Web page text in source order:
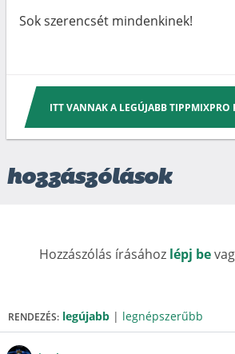
Sok szerencsét mindenkinek!
ITT VANNAK A LEGÚJABB TIPPMIXPRO
hozzászólások
Hozzászólás írásához lépj be
RENDEZÉS: legújabb | legnépszerűbb